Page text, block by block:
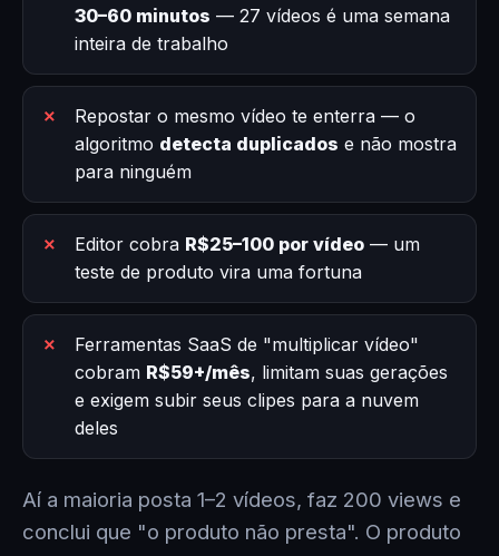
30–60 minutos — 27 vídeos é uma semana
inteira de trabalho
Repostar o mesmo vídeo te enterra — o
algoritmo detecta duplicados e não mostra
para ninguém
Editor cobra R$25–100 por vídeo — um
teste de produto vira uma fortuna
Ferramentas SaaS de "multiplicar vídeo"
cobram R$59+/mês, limitam suas gerações
e exigem subir seus clipes para a nuvem
deles
Aí a maioria posta 1–2 vídeos, faz 200 views e
conclui que "o produto não presta". O produto